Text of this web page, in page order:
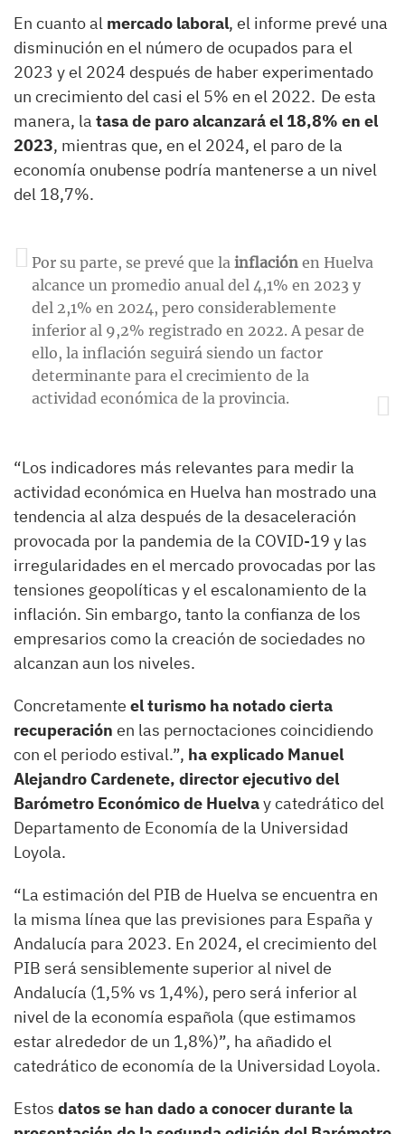
En cuanto al mercado laboral, el informe prevé una
disminución en el número de ocupados para el
2023 y el 2024 después de haber experimentado
un crecimiento del casi el 5% en el 2022. De esta
manera, la tasa de paro alcanzará el 18,8% en el
2023, mientras que, en el 2024, el paro de la
economía onubense podría mantenerse a un nivel
del 18,7%.
Por su parte, se prevé que la inflación en Huelva
alcance un promedio anual del 4,1% en 2023 y
del 2,1% en 2024, pero considerablemente
inferior al 9,2% registrado en 2022. A pesar de
ello, la inflación seguirá siendo un factor
determinante para el crecimiento de la
actividad económica de la provincia.
“Los indicadores más relevantes para medir la
actividad económica en Huelva han mostrado una
tendencia al alza después de la desaceleración
provocada por la pandemia de la COVID-19 y las
irregularidades en el mercado provocadas por las
tensiones geopolíticas y el escalonamiento de la
inflación. Sin embargo, tanto la confianza de los
empresarios como la creación de sociedades no
alcanzan aun los niveles.
Concretamente el turismo ha notado cierta
recuperación en las pernoctaciones coincidiendo
con el periodo estival.”, ha explicado Manuel
Alejandro Cardenete, director ejecutivo del
Barómetro Económico de Huelvay catedrático del
Departamento de Economía de la Universidad
Loyola.
“La estimación del PIB de Huelva se encuentra en
la misma línea que las previsiones para España y
Andalucía para 2023. En 2024, el crecimiento del
PIB será sensiblemente superior al nivel de
Andalucía (1,5% vs 1,4%), pero será inferior al
nivel de la economía española (que estimamos
estar alrededor de un 1,8%)”, ha añadido el
catedrático de economía de la Universidad Loyola.
Estos datos se han dado a conocer durante la